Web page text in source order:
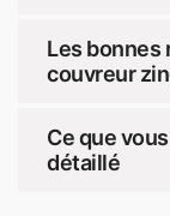
Les bonnes
couvreur
Ce que
détaillé